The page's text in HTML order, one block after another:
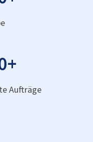
+
Aufträge